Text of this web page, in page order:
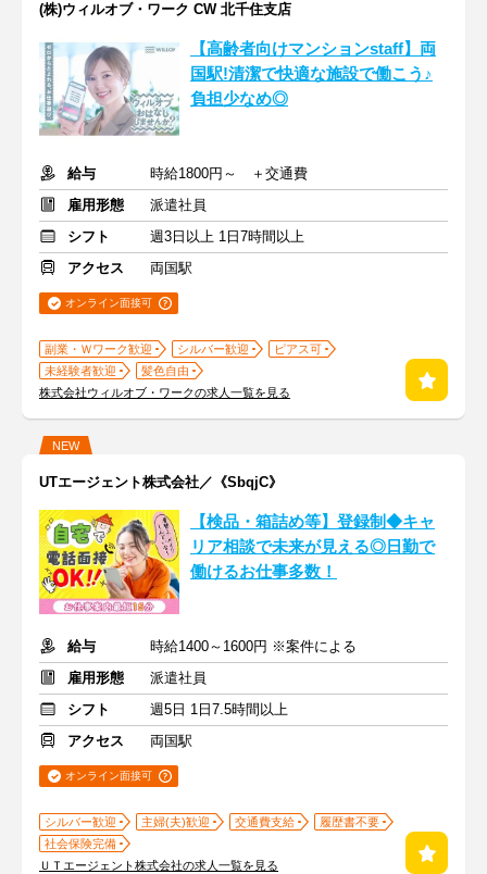
(株)ウィルオブ・ワーク CW 北千住支店
【高齢者向けマンションstaff】両
国駅!清潔で快適な施設で働こう♪
負担少なめ◎
給与
時給1800円～ ＋交通費
雇用形態
派遣社員
シフト
週3日以上 1日7時間以上
アクセス
両国駅
オンライン面接可
副業・Ｗワーク歓迎 シルバー歓迎
ピアス可
未経験者歓迎
髪色自由
株式会社ウィルオブ・ワークの求人一覧を見る
NEW
UTエージェント株式会社／《SbqjC》
【検品・箱詰め等】登録制◆キャ
リア相談で未来が見える◎日勤で
働けるお仕事多数！
給与
時給1400～1600円 ※案件による
雇用形態
派遣社員
シフト
週5日 1日7.5時間以上
アクセス
両国駅
オンライン面接可
シルバー歓迎 主婦(夫)歓迎 交通費支給
履歴書不要
社会保険完備
ＵＴエージェント株式会社の求人一覧を見る